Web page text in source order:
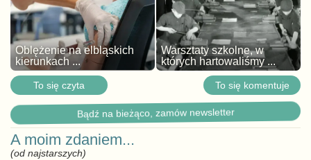
Oblężenie na elbląskich
kierunkach ...
Warsztaty szkolne, w
których hartowaliśmy ...
To się czyta To się komentuje
Bądź na bieżąco, zamów newsletter
A moim zdaniem...
(od najstarszych)